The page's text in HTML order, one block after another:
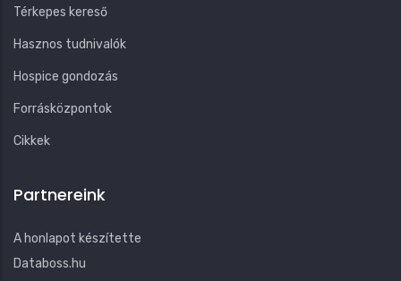
Térkepes kereső
Hasznos tudnivalók
Hospice gondozás
Forrásközpontok
Cikkek
Partnereink
A honlapot készítette
Databoss.hu